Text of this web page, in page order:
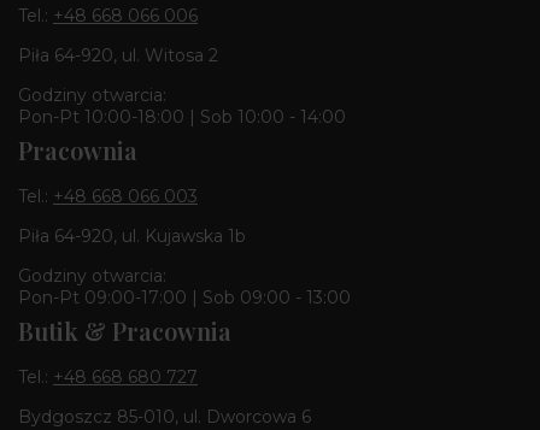
Tel.: +48 668 066 006
Piła 64-920, ul. Witosa 2
Godziny otwarcia:
Pon-Pt 10:00-18:00 | Sob 10:00 - 14:00
Pracownia
Tel.: +48 668 066 003
Piła 64-920, ul. Kujawska 1b
Godziny otwarcia:
Pon-Pt 09:00-17:00 | Sob 09:00 - 13:00
Butik & Pracownia
Tel.: +48 668 680 727
Bydgoszcz 85-010, ul. Dworcowa 6